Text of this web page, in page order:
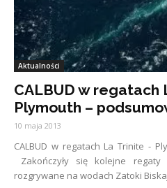
Aktualności
CALBUD w regatach
Plymouth –
10 maja 2013
CALBUD w regatach La Trinite -
Zakończyły się kolejne
rozgrywane na wodach Zatoki